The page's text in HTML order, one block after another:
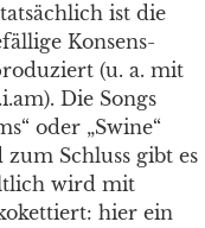
ist die
Konsens-
(u. a. mit
Die Songs
oder „Swine“
zum Schluss gibt es
wird mit
hier ein